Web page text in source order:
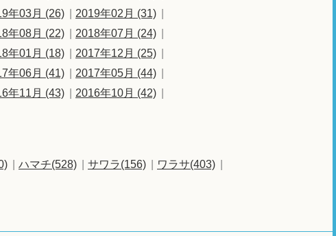
年03月 (26)
2019年02月 (31)
年08月 (22)
2018年07月 (24)
年01月 (18)
2017年12月 (25)
年06月 (41)
2017年05月 (44)
年11月 (43)
2016年10月 (42)
ハマチ(528) サワラ(156)
ワラサ(403)